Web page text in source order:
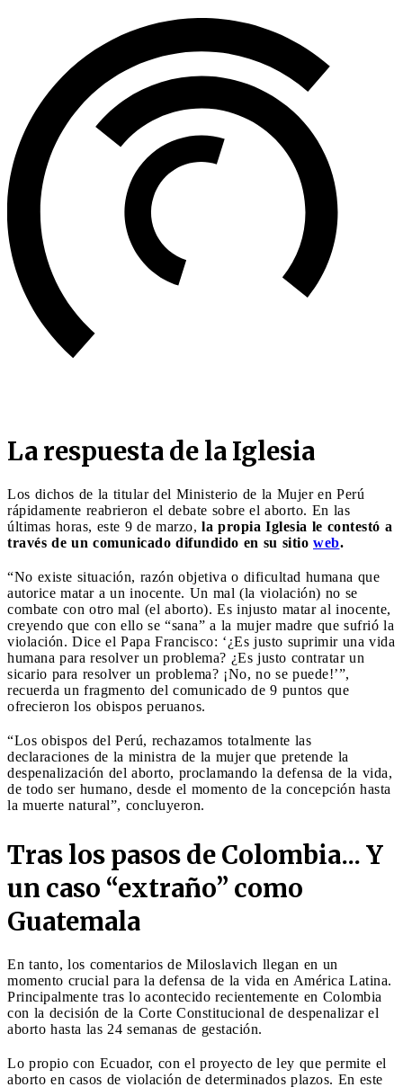
La respuesta de la Iglesia
Los dichos de la titular del Ministerio de la Mujer en Perú
rápidamente reabrieron el debate sobre el aborto. En las
últimas horas, este 9 de marzo, la propia Iglesia le contestó a
través de un comunicado difundido en su sitio web.
“No existe situación, razón objetiva o dificultad humana que
autorice matar a un inocente. Un mal (la violación) no se
combate con otro mal (el aborto). Es injusto matar al inocente,
creyendo que con ello se “sana” a la mujer madre que sufrió la
violación. Dice el Papa Francisco: ‘¿Es justo suprimir una vida
humana para resolver un problema? ¿Es justo contratar un
sicario para resolver un problema? ¡No, no se puede!’”,
recuerda un fragmento del comunicado de 9 puntos que
ofrecieron los obispos peruanos.
“Los obispos del Perú, rechazamos totalmente las
declaraciones de la ministra de la mujer que pretende la
despenalización del aborto, proclamando la defensa de la vida,
de todo ser humano, desde el momento de la concepción hasta
la muerte natural”, concluyeron.
Tras los pasos de Colombia... Y
un caso “extraño” como
Guatemala
En tanto, los comentarios de Miloslavich llegan en un
momento crucial para la defensa de la vida en América Latina.
Principalmente tras lo acontecido recientemente en Colombia
con la decisión de la Corte Constitucional de despenalizar el
aborto hasta las 24 semanas de gestación.
Lo propio con Ecuador, con el proyecto de ley que permite el
aborto en casos de violación de determinados plazos. En este